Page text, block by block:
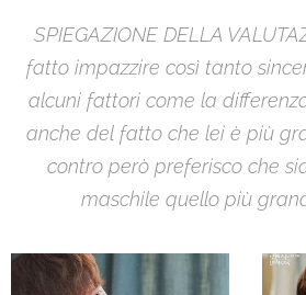
SPIEGAZIONE DELLA
fatto impazzire così tanto
alcuni fattori come la
anche del fatto che lei è più
contro però preferisco che
maschile quello più